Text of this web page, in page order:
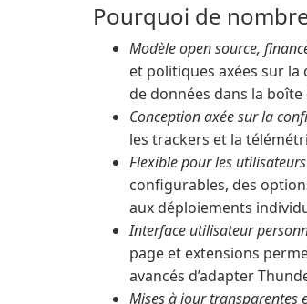
Pourquoi de
Modèle open source,
et politiques axées sur
de données dans la
Conception axée sur la
les trackers et la
Flexible pour les
configurables, des
aux déploiements
Interface utilisateur
page et extensions
avancés d’adapter
Mises à jour transparentes